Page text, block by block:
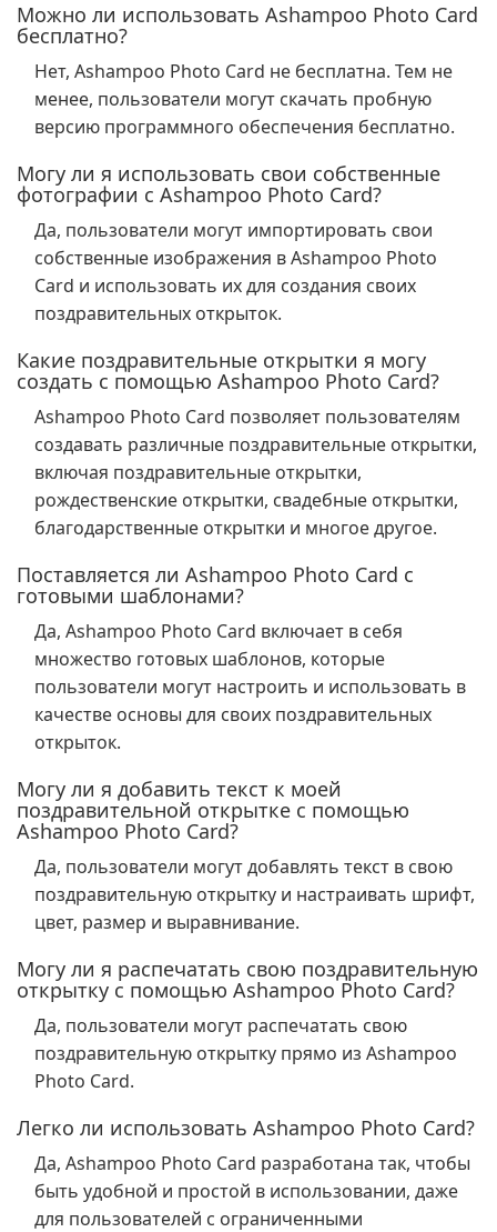
Можно ли использовать Ashampoo Photo Card
бесплатно?
Нет, Ashampoo Photo Card не бесплатна. Тем не
менее, пользователи могут скачать пробную
версию программного обеспечения бесплатно.
Могу ли я использовать свои собственные
фотографии с Ashampoo Photo Card?
Да, пользователи могут импортировать свои
собственные изображения в Ashampoo Photo
Card и использовать их для создания своих
поздравительных открыток.
Какие поздравительные открытки я могу
создать с помощью Ashampoo Photo Card?
Ashampoo Photo Card позволяет пользователям
создавать различные поздравительные открытки,
включая поздравительные открытки,
рождественские открытки, свадебные открытки,
благодарственные открытки и многое другое.
Поставляется ли Ashampoo Photo Card с
готовыми шаблонами?
Да, Ashampoo Photo Card включает в себя
множество готовых шаблонов, которые
пользователи могут настроить и использовать в
качестве основы для своих поздравительных
открыток.
Могу ли я добавить текст к моей
поздравительной открытке с помощью
Ashampoo Photo Card?
Да, пользователи могут добавлять текст в свою
поздравительную открытку и настраивать шрифт,
цвет, размер и выравнивание.
Могу ли я распечатать свою поздравительную
открытку с помощью Ashampoo Photo Card?
Да, пользователи могут распечатать свою
поздравительную открытку прямо из Ashampoo
Photo Card.
Легко ли использовать Ashampoo Photo Card?
Да, Ashampoo Photo Card разработана так, чтобы
быть удобной и простой в использовании, даже
для пользователей с ограниченными